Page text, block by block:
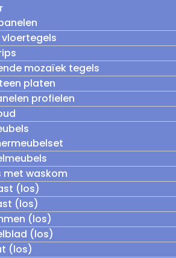
mozaïek tegels
platen
profielen
met waskom
(los)
(los)
(los)
(los)
(los)